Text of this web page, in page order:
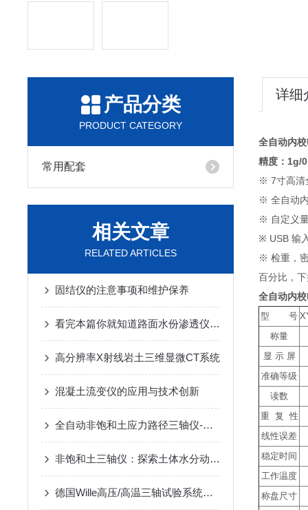
产品分类
PRODUCT CATEGORY
常用配套
相关文章
RELATED ARTICLES
固结仪的注意事项和维护保养
看完本篇你就知道路面水份渗透仪的试验步骤了
高分辨率X射线岩土三维显微CT系统
混凝土流变仪的应用与技术创新
全自动非饱和土应力路径三轴仪-苏州拓测仪器设备有限公司
非饱和土三轴仪：探索土体水分动态的关键工具
德国Wille高压/高温三轴试验系统特点
详细
全自动内
精度：1g/
※ 7寸高清
※ 全自动
※ 自定义
※ USB 输
※ 检重，
百分比，
全自动内
型 号
称量
显 示 屏
准确等级
读数
重 复 性
线性误差
稳定时间
工作温度
称盘尺寸